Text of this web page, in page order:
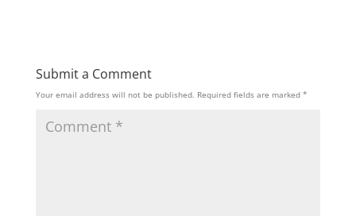
Submit a Comment
Your email address will not be published. Required fields are marked *